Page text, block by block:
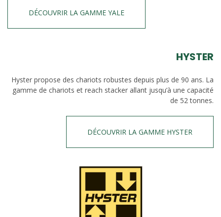
DÉCOUVRIR LA GAMME YALE
HYSTER
Hyster propose des chariots robustes depuis plus de 90 ans. La
gamme de chariots et reach stacker allant jusqu’à une capacité
de 52 tonnes.
DÉCOUVRIR LA GAMME HYSTER